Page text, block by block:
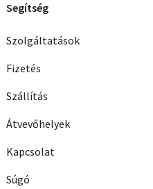
Segítség
Szolgáltatások
Fizetés
Szállítás
Átvevőhelyek
Kapcsolat
Súgó